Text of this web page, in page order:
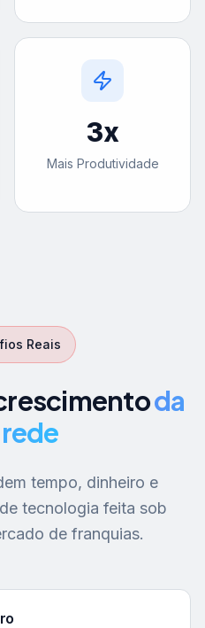
3x
Mais Produtividade
Reais
da
tempo, dinheiro e
tecnologia feita sob
de franquias.